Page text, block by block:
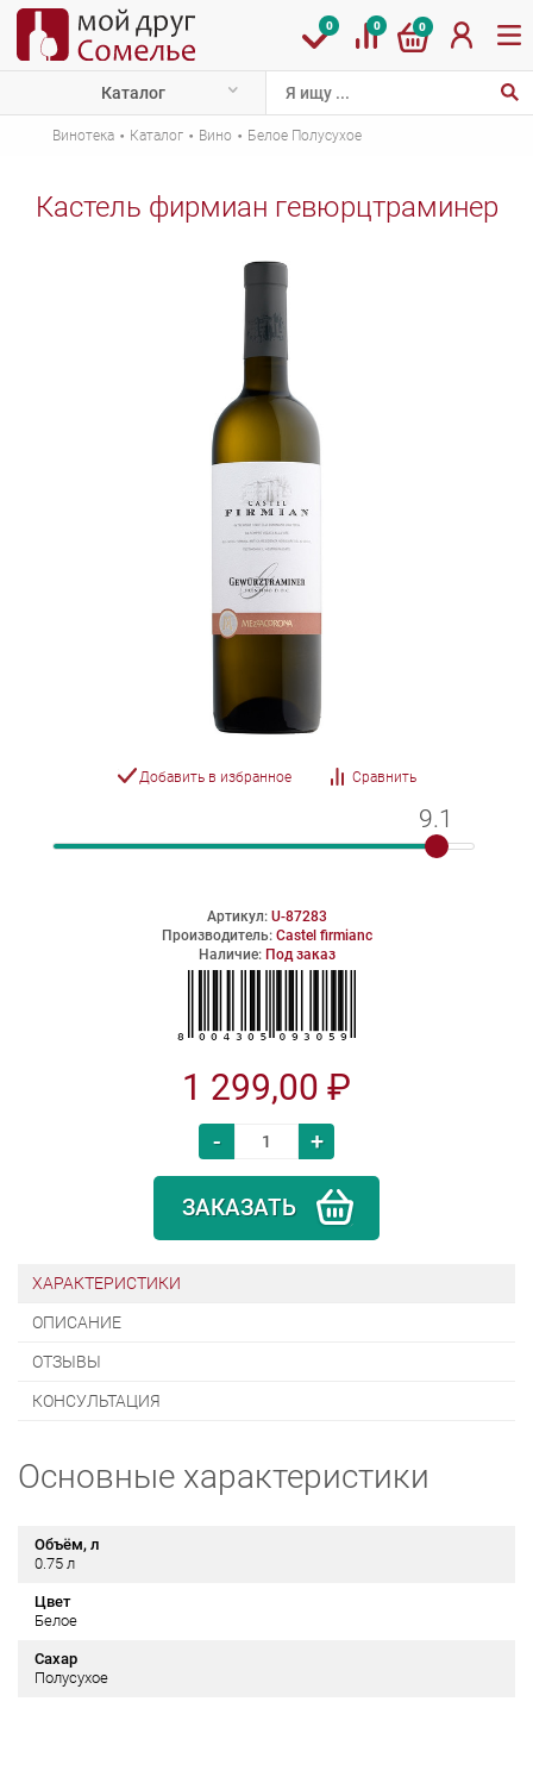
0 0 0
Каталог
Винотека · Каталог · Вино · Белое Полусухое
Кастель фирмиан гевюрцтраминер
Добавить в избранное Сравнить
9.1
9.1
Артикул: U-87283
Производитель: Castel firmianc
Наличие: Под заказ
1 299,00 ₽
- +
ЗАКАЗАТЬ
ХАРАКТЕРИСТИКИ
ОПИСАНИЕ
ОТЗЫВЫ
КОНСУЛЬТАЦИЯ
Основные характеристики
Объём, л
0.75 л
Цвет
Белое
Сахар
Полусухое